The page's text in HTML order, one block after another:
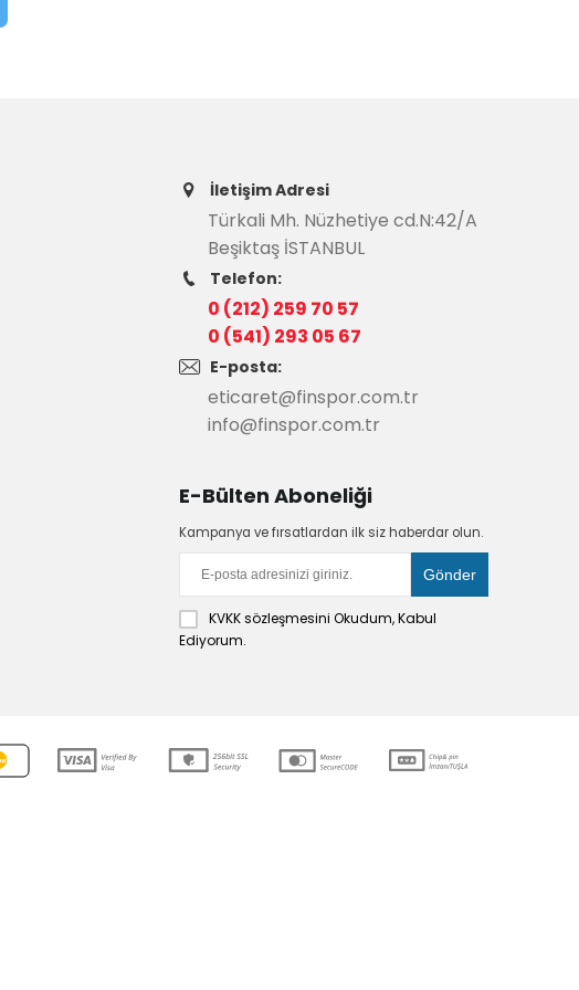
İletişim Adresi
Türkali Mh. Nüzhetiye cd.N:42/A
Beşiktaş İSTANBUL
Telefon:
0 (212) 259 70 57
0 (541) 293 05 67
E-posta:
eticaret@finspor.com.tr
info@finspor.com.tr
E-Bülten Aboneliği
Kampanya ve fırsatlardan ilk siz haberdar olun.
KVKK sözleşmesini Okudum, Kabul
Ediyorum.